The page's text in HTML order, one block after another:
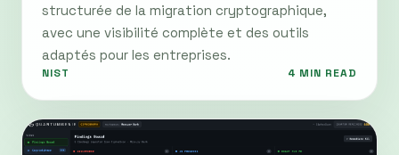
structurée de la migration cryptographique,
avec une visibilité complète et des outils
adaptés pour les entreprises.
NIST 4 MIN READ